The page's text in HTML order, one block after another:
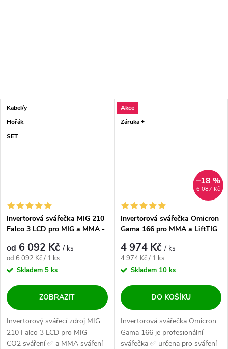
Kabel/y
Hořák
SET
Invertorová svářečka MIG 210
Falco 3 LCD pro MIG a MMA -
od 6 092 Kč/ ks
Měrná cena:
od 6 092 Kč / 1 ks
Skladem 5 ks
ZOBRAZIT
Invertorový svářecí zdroj MIG
210 Falco 3 LCD pro MIG -
CO2 sváření ✅ a MMA sváření
Akce
Záruka +
6 087 Kč
–18 %
Invertorová svářečka Omicron
Gama 166 pro MMA a LiftTIG
4 974 Kč/ ks
Měrná cena:
4 974 Kč / 1 ks
Skladem 10 ks
DO KOŠÍKU
Invertorová svářečka Omicron
Gama 166 je profesionální
svářečka ✅ určena pro sváření